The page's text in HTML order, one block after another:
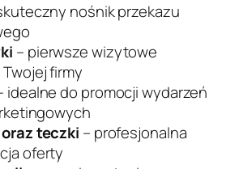
nośnik przekazu
– pierwsze wizytowe
firmy
idealne do promocji wydarzeń
teczki – profesjonalna
oferty